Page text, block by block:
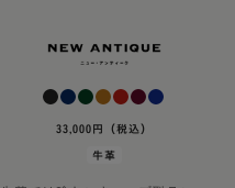
33,000円（税込）
牛革